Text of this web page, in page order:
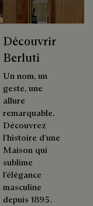
Découvrir
Berluti
Un nom, un
geste, une
allure
remarquable.
Découvrez
l’histoire d’une
Maison qui
sublime
l’élégance
masculine
depuis 1895.